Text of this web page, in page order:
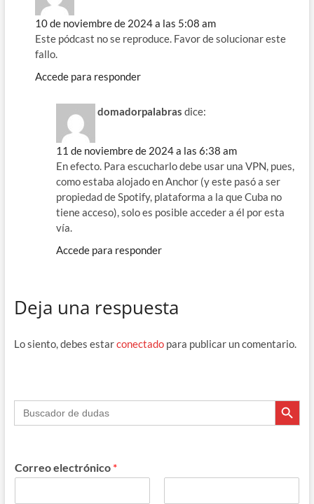
10 de noviembre de 2024 a las 5:08 am
Este pódcast no se reproduce. Favor de solucionar este
fallo.
Accede para responder
domadorpalabras dice:
11 de noviembre de 2024 a las 6:38 am
En efecto. Para escucharlo debe usar una VPN, pues,
como estaba alojado en Anchor (y este pasó a ser
propiedad de Spotify, plataforma a la que Cuba no
tiene acceso), solo es posible acceder a él por esta
vía.
Accede para responder
Deja una respuesta
Lo siento, debes estarconectadopara publicar un comentario.
Buscar: Botón de
Correo electrónico *